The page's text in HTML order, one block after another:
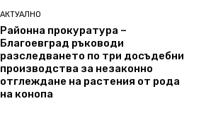
АКТУАЛНО
Районна прокуратура –
Благоевград ръководи
разследването по три досъдебни
производства за незаконно
отглеждане на растения от рода
на конопа